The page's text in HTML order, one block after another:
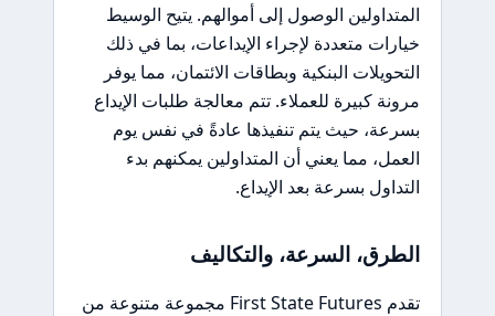
المتداولين الوصول إلى أموالهم. يتيح الوسيط
خيارات متعددة لإجراء الإيداعات، بما في ذلك
التحويلات البنكية وبطاقات الائتمان، مما يوفر
مرونة كبيرة للعملاء. تتم معالجة طلبات الإيداع
بسرعة، حيث يتم تنفيذها عادةً في نفس يوم
العمل، مما يعني أن المتداولين يمكنهم بدء
التداول بسرعة بعد الإيداع.
الطرق، السرعة، والتكاليف
تقدم First State Futures مجموعة متنوعة من